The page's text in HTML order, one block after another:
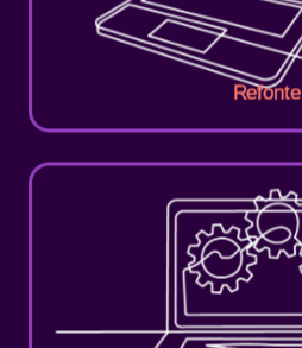
Refonte